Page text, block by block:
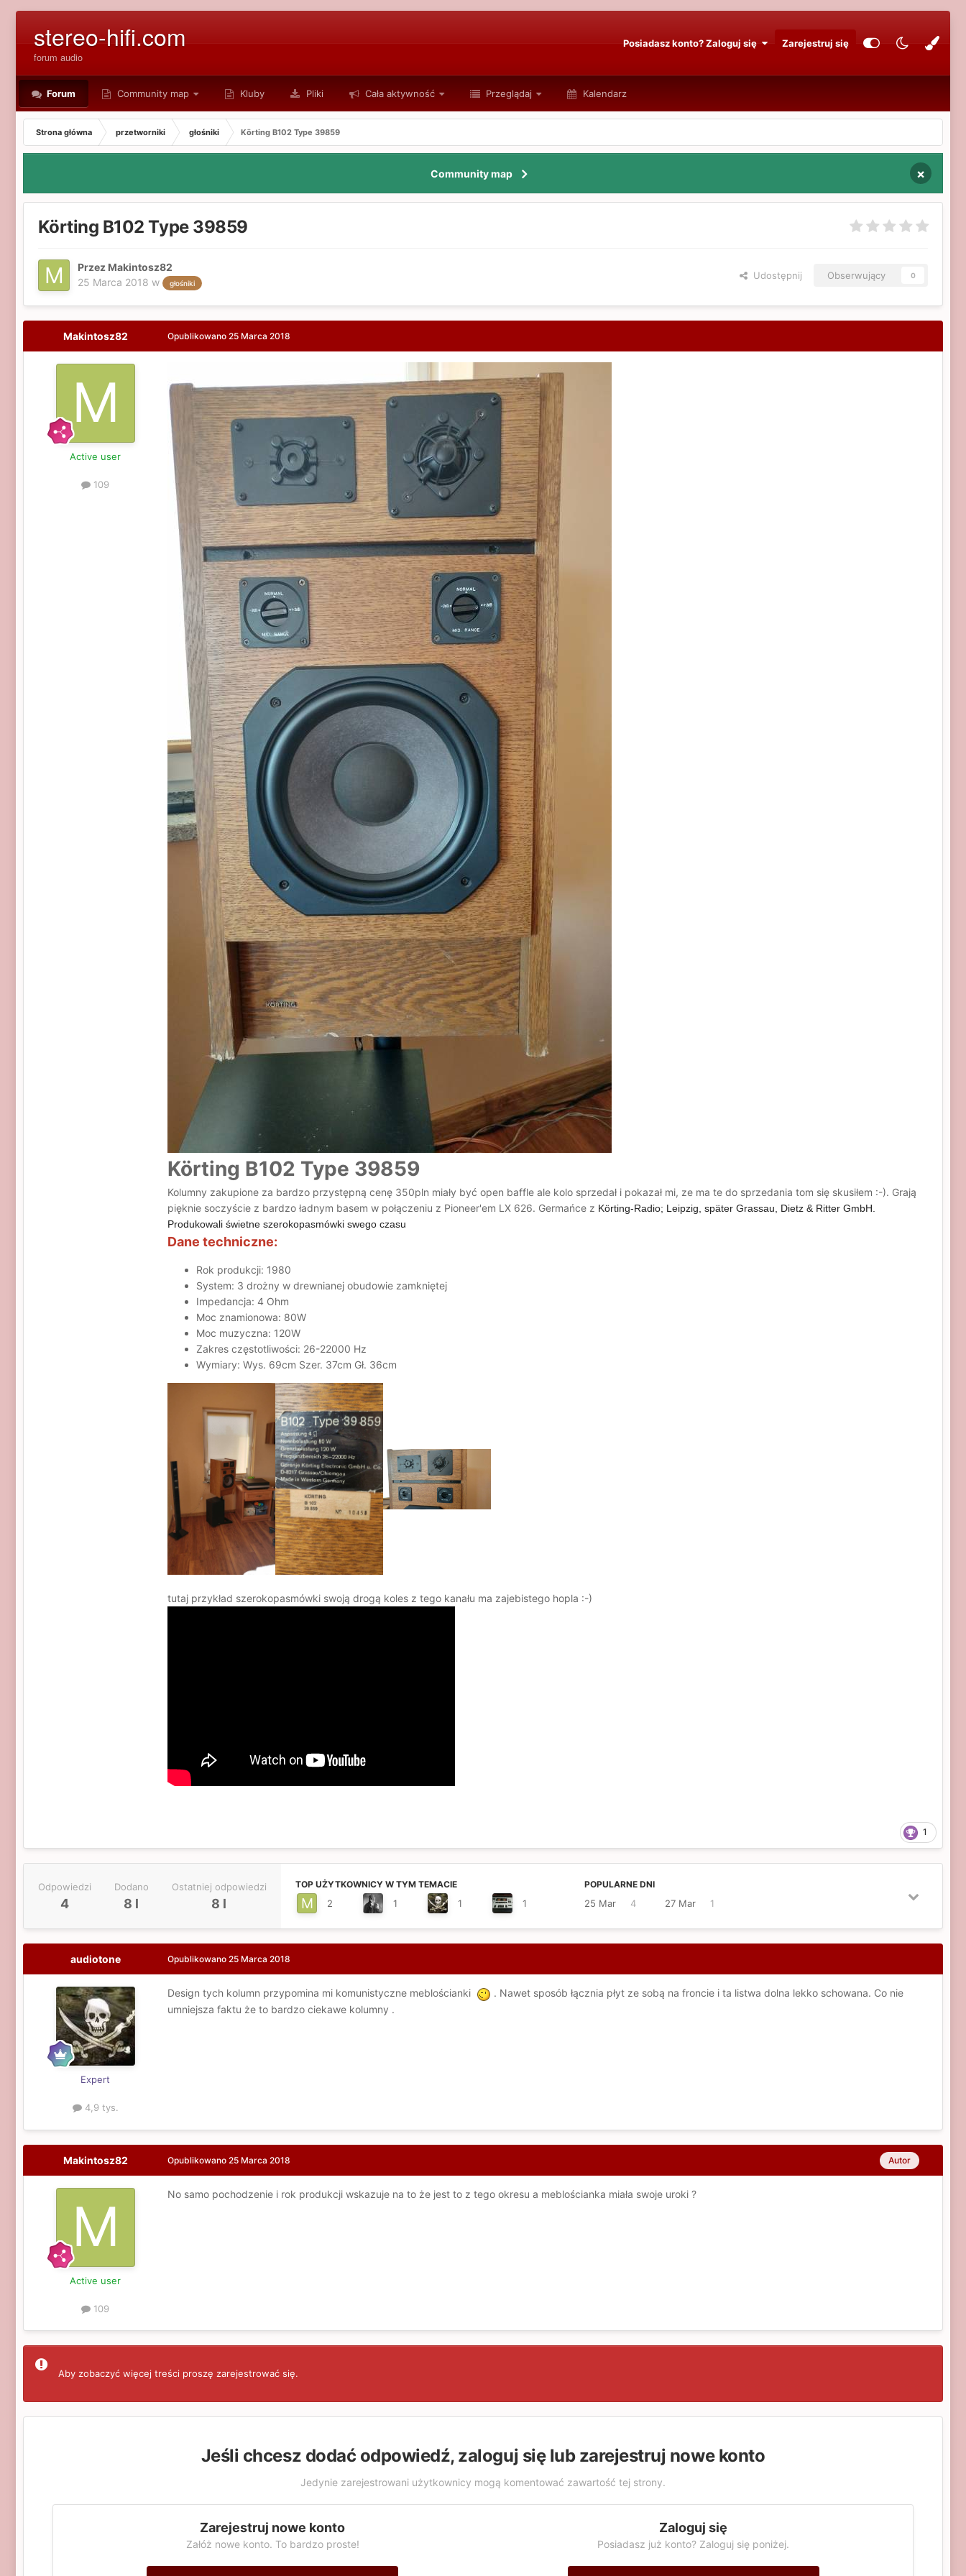
stereo-hifi.com
forum audio
Posiadasz konto? Zaloguj się Zarejestruj się
Forum Community map Kluby Pliki Cała aktywność Przeglądaj Kalendarz
Strona główna przetworniki głośniki Körting B102 Type 39859
Community map ×
Körting B102 Type 39859
Przez Makintosz82
25 Marca 2018 w głośniki
Udostępnij Obserwujący 0
Makintosz82
Active user
109
Opublikowano 25 Marca 2018
Körting B102 Type 39859
Kolumny zakupione za bardzo przystępną cenę 350pln miały być open baffle ale kolo sprzedał i pokazał mi, ze ma te do sprzedania tom się skusiłem :-). Grają
pięknie soczyście z bardzo ładnym basem w połączeniu z Pioneer'em LX 626. Germańce z Körting-Radio; Leipzig, später Grassau, Dietz & Ritter GmbH.
Produkowali świetne szerokopasmówki swego czasu
Dane techniczne:
Rok produkcji: 1980
System: 3 drożny w drewnianej obudowie zamkniętej
Impedancja: 4 Ohm
Moc znamionowa: 80W
Moc muzyczna: 120W
Zakres częstotliwości: 26-22000 Hz
Wymiary: Wys. 69cm Szer. 37cm Gł. 36cm
tutaj przykład szerokopasmówki swoją drogą koles z tego kanału ma zajebistego hopla :-)
1
Odpowiedzi
4
Dodano
8 l
Ostatniej odpowiedzi
8 l
TOP UŻYTKOWNICY W TYM TEMACIE
2 1 1 1
POPULARNE DNI
25 Mar 4 27 Mar 1
audiotone
Expert
4,9 tys.
Opublikowano 25 Marca 2018
Design tych kolumn przypomina mi komunistyczne meblościanki
. Nawet sposób łącznia płyt ze sobą na froncie i ta listwa dolna lekko schowana. Co nie
umniejsza faktu że to bardzo ciekawe kolumny .
Makintosz82
Active user
109
Autor
Opublikowano 25 Marca 2018
No samo pochodzenie i rok produkcji wskazuje na to że jest to z tego okresu a meblościanka miała swoje uroki ?
Aby zobaczyć więcej treści proszę zarejestrować się.
Jeśli chcesz dodać odpowiedź, zaloguj się lub zarejestruj nowe konto
Jedynie zarejestrowani użytkownicy mogą komentować zawartość tej strony.
Zarejestruj nowe konto
Załóż nowe konto. To bardzo proste!
Zaloguj się
Posiadasz już konto? Zaloguj się poniżej.